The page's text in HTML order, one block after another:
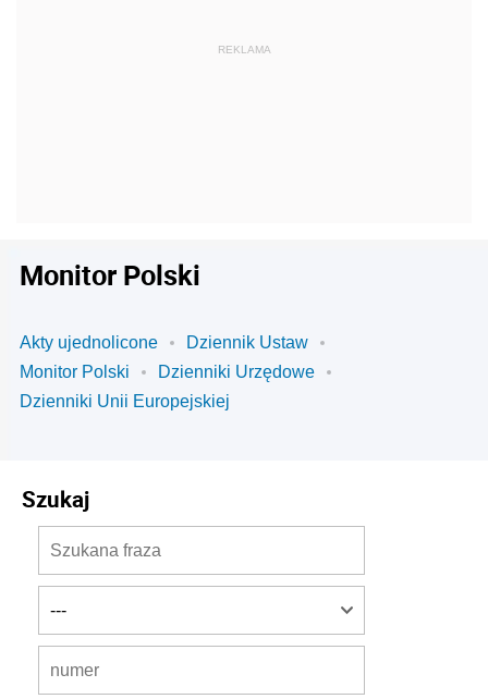
Monitor Polski
Akty ujednolicone
Dziennik Ustaw
Monitor Polski
Dzienniki Urzędowe
Dzienniki Unii Europejskiej
Szukaj